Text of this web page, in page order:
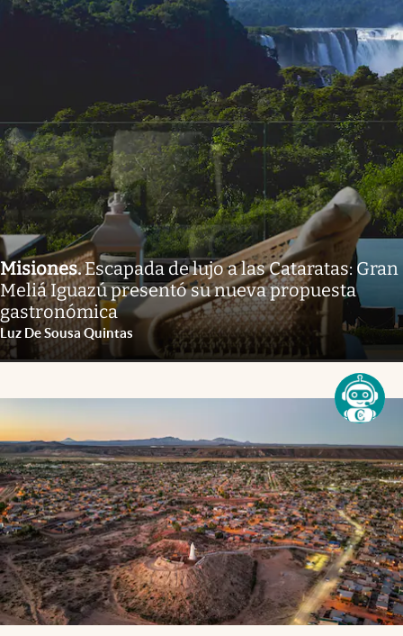
Misiones.Escapada de lujo a las Cataratas: Gran
Meliá Iguazú presentó su nueva propuesta
gastronómica
Luz De Sousa Quintas